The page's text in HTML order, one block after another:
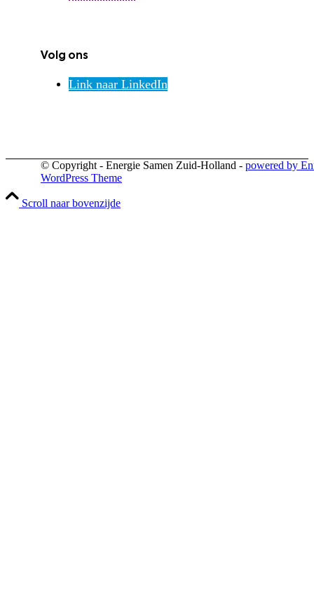
Volg ons
Link naar LinkedIn
© Copyright - Energie Samen Zuid-Holland - powered by
WordPress Theme
Scroll naar bovenzijde